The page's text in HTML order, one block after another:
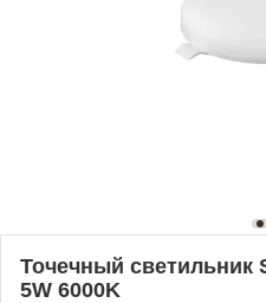
Точечный светильник
5W 6000K